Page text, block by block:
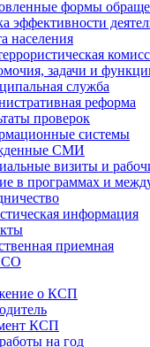
формы
эффективности
населения
задачи и
служба
реформа
проверок
системы
СМИ
визиты и
в программах и
информация
приемная
о КСП
КСП
на год